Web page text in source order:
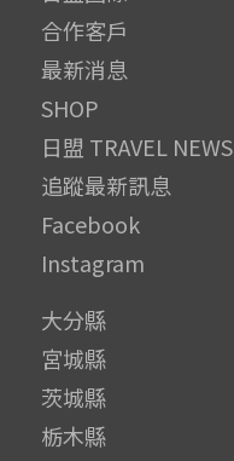
合作客戶
最新消息
SHOP
日盟 TRAVEL NEWS
追蹤最新訊息
Facebook
Instagram
大分縣
宮城縣
茨城縣
栃木縣